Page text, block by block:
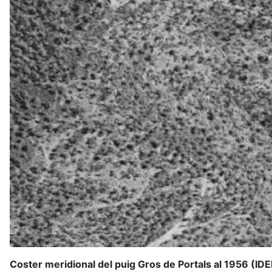
Coster meridional del puig Gros de Portals al 1956